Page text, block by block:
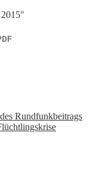
Rundfunkbeitrags